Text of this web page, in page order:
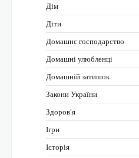
Дім
Діти
Домашнє господарство
Домашні улюбленці
Домашній затишок
Закони України
Здоров'я
Ігри
Історія